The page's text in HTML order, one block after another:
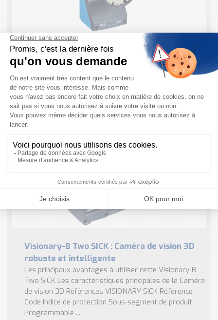
Inspector83x SICK : Contrôle de la qualité
basé sur l’IA en toute tranquillité
En bref, tout savoir sur cet Inspector SICK La gamme
Inspector83x de SICK se distingue comme une solution
avancée pour les applications de vision industrielle. Ces
systèmes sont spécialement conçus ...
Visionary-B Two SICK : Caméra de vision 3D
robuste et intelligente
Les principaux avantages à utiliser cette Visionary-B
Two SICK Les caractéristiques principales de la Caméra
de vision 3D Références VISIONARY SICK Référence
Code Indice de protection Sous-segment de produit
Programmable ...